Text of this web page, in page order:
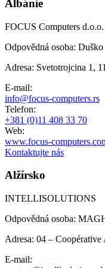
Albánie
FOCUS Computers d.o.o.
Odpovědná osoba:
Adresa: Svetotrojcina 1,
E-mail:
info@focus-computers.rs
Telefon:
+381 (0)11 408 33 70
Web:
www.focus-
Kontaktujte nás
Alžírsko
INTELLISOLUTIONS
Odpovědná osoba:
Adresa: 04 – Coopérative
E-mail: